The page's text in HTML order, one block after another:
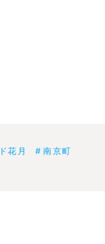
花月
南京町